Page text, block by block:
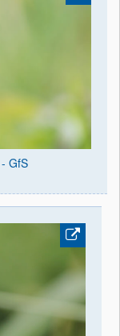
GfS